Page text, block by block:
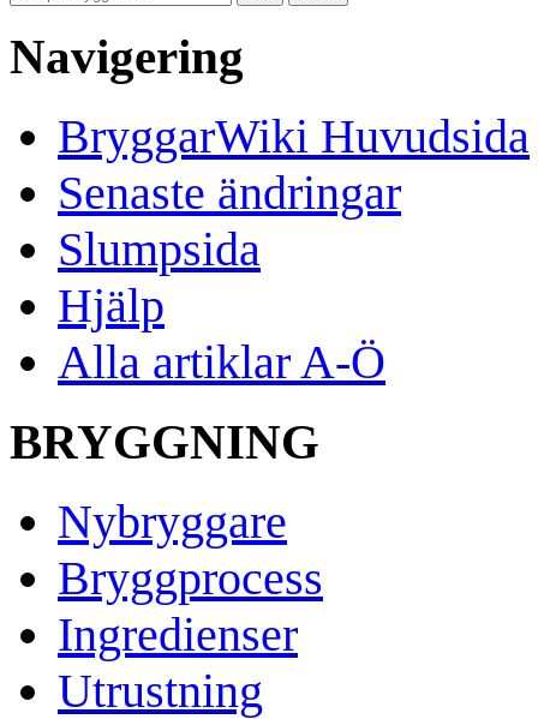
Navigering
BryggarWiki Huvudsida
Senaste ändringar
Slumpsida
Hjälp
Alla artiklar A-Ö
BRYGGNING
Nybryggare
Bryggprocess
Ingredienser
Utrustning